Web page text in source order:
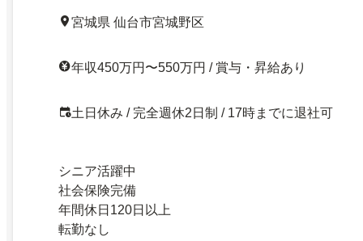
宮城県 仙台市宮城野区
年収450万円〜550万円 / 賞与・昇給あり
土日休み / 完全週休2日制 / 17時までに退社可
シニア活躍中
社会保険完備
年間休日120日以上
転勤なし